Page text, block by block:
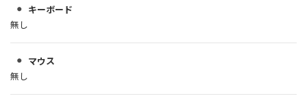
キーボード
無し
マウス
無し